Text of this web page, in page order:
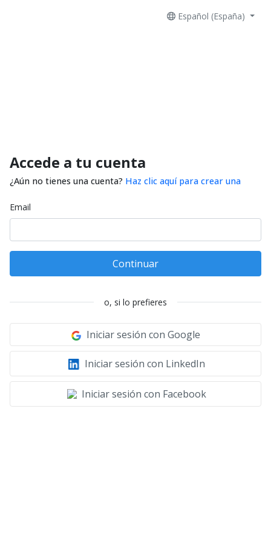
Español (España)
Accede a tu cuenta
¿Aún no tienes una cuenta? Haz clic aquí para crear una
Email
Continuar
o, si lo prefieres
Iniciar sesión con Google
Iniciar sesión con LinkedIn
Iniciar sesión con Facebook